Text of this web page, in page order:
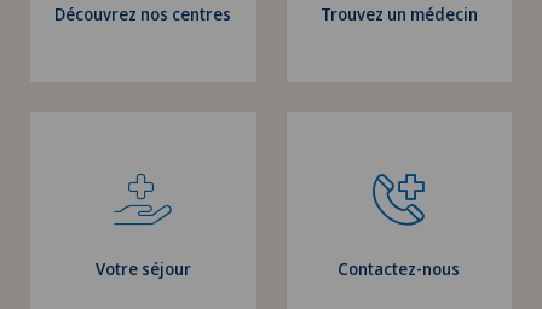
Découvrez nos centres Trouvez un médecin
Votre séjour Contactez-nous